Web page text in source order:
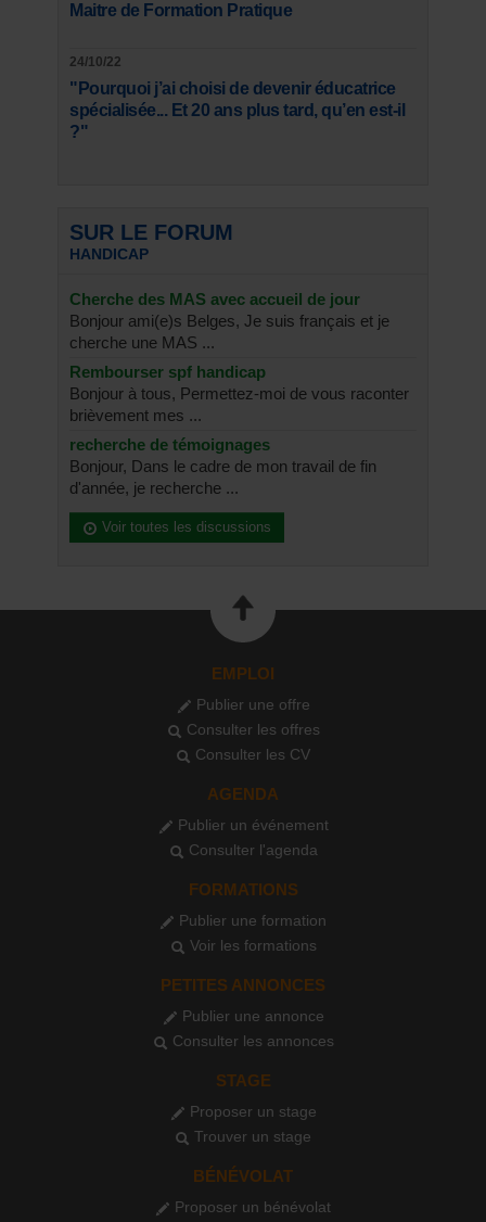
Maitre de Formation Pratique
24/10/22
"Pourquoi j’ai choisi de devenir éducatrice
spécialisée... Et 20 ans plus tard, qu’en est-il
?"
SUR LE FORUM
HANDICAP
Cherche des MAS avec accueil de jour
Bonjour ami(e)s Belges, Je suis français et je
cherche une MAS ...
Rembourser spf handicap
Bonjour à tous, Permettez-moi de vous raconter
brièvement mes ...
recherche de témoignages
Bonjour, Dans le cadre de mon travail de fin
d'année, je recherche ...
Voir toutes les discussions
EMPLOI
Publier une offre
Consulter les offres
Consulter les CV
AGENDA
Publier un événement
Consulter l'agenda
FORMATIONS
Publier une formation
Voir les formations
PETITES ANNONCES
Publier une annonce
Consulter les annonces
STAGE
Proposer un stage
Trouver un stage
BÉNÉVOLAT
Proposer un bénévolat